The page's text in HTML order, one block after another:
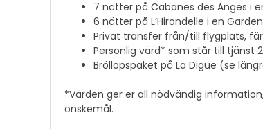
7 nätter på Cabanes des Anges i
6 nätter på L’Hirondelle i en
Privat transfer från/till flygplats,
Personlig värd* som står till tjänst
Bröllopspaket på La Digue (se
*Värden ger er all nödvändig
önskemål.